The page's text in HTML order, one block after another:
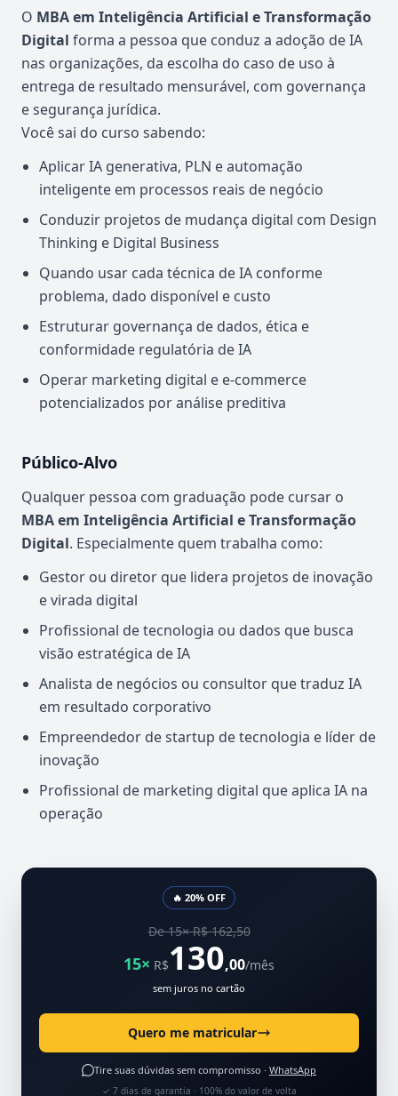
O MBA em Inteligência Artificial e Transformação
Digital forma a pessoa que conduz a adoção de IA
nas organizações, da escolha do caso de uso à
entrega de resultado mensurável, com governança
e segurança jurídica.
Você sai do curso sabendo:
Aplicar IA generativa, PLN e automação
inteligente em processos reais de negócio
Conduzir projetos de mudança digital com Design
Thinking e Digital Business
Quando usar cada técnica de IA conforme
problema, dado disponível e custo
Estruturar governança de dados, ética e
conformidade regulatória de IA
Operar marketing digital e e-commerce
potencializados por análise preditiva
Público-Alvo
Qualquer pessoa com graduação pode cursar o
MBA em Inteligência Artificial e Transformação
Digital. Especialmente quem trabalha como:
Gestor ou diretor que lidera projetos de inovação
e virada digital
Profissional de tecnologia ou dados que busca
visão estratégica de IA
Analista de negócios ou consultor que traduz IA
em resultado corporativo
Empreendedor de startup de tecnologia e líder de
inovação
Profissional de marketing digital que aplica IA na
operação
🔥 20% OFF
De 15× R$ 162,50
15× R$130,00/mês
sem juros no cartão
Quero me matricular
Tire suas dúvidas sem compromisso · WhatsApp
✓ 7 dias de garantia · 100% do valor de volta